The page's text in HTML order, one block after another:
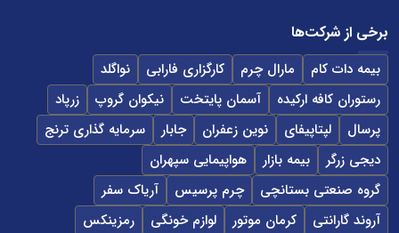
برخی از شرکت‌ها
بیمه دات کام مارال چرم کارگزاری فارابی
نواگلد
رستوران کافه ارکیده
آسمان پایتخت نیکوان گروپ
زرپاد
پرسال
لپتاپیفای نوین زعفران جابار
سرمایه گذاری ترنج
دیجی زرگر
بیمه بازار
هواپیمایی سپهران
گروه صنعتی بستانچی
چرم پرسیس
آریاک سفر
آروند گارانتی
کرمان موتور لوازم خونگی رمزینکس